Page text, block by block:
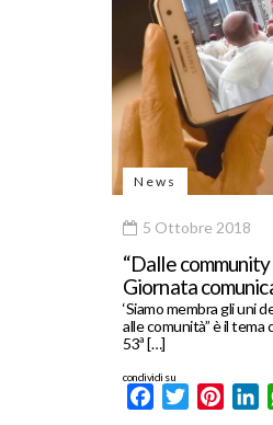
News
5 Ottobre 2018
“Dalle
Giornata
‘Siamo membra gli uni
alle comunità” è il tema
53ª […]
condividi su
FacebookTwitter